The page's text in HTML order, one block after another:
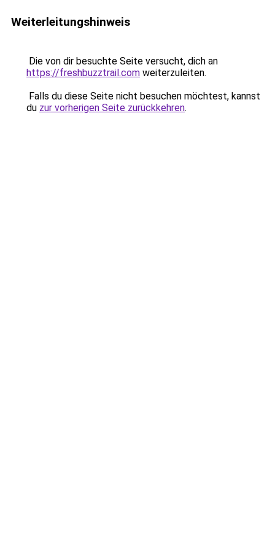
Weiterleitungshinweis
Die von dir besuchte Seite versucht, dich an
https://freshbuzztrail.com weiterzuleiten.
Falls du diese Seite nicht besuchen möchtest, kannst
du zur vorherigen Seite zurückkehren.